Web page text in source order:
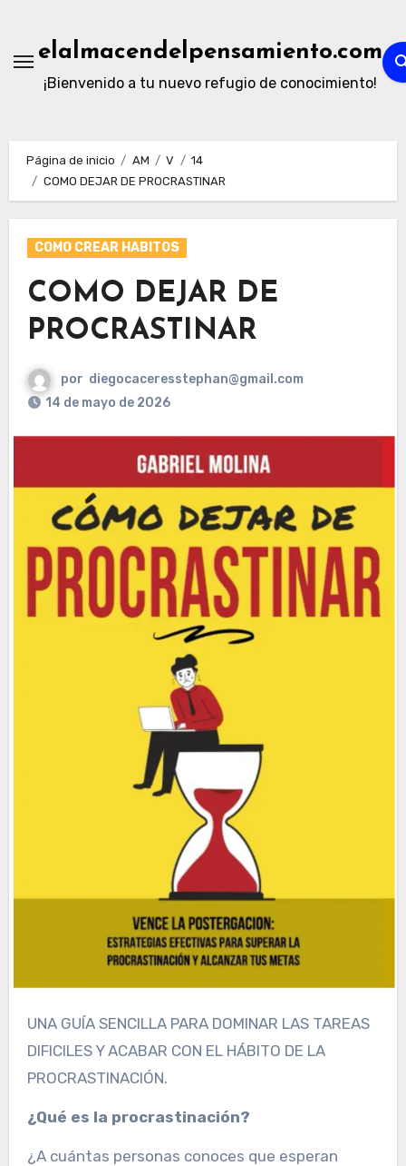
contenidoelalmacendelpensamiento.com
¡Bienvenido a tu nuevo refugio de conocimiento!
Página de inicio AM V
14
COMO DEJAR DE PROCRASTINAR
COMO CREAR HABITOS
COMO DEJAR DE
PROCRASTINAR
por diegocaceresstephan@gmail.com
14 de mayo de 2026
UNA GUÍA SENCILLA PARA DOMINAR LAS TAREAS
DIFICILES Y ACABAR CON EL HÁBITO DE LA
PROCRASTINACIÓN.
¿Qué es la procrastinación?
¿A cuántas personas conoces que esperan